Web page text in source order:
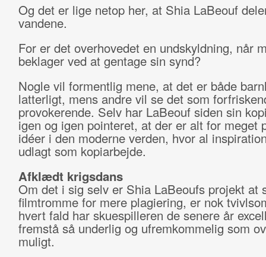
Og det er lige netop her, at Shia LaBeouf
vandene.
For er det overhovedet en undskyldning, når
beklager ved at gentage sin synd?
Nogle vil formentlig mene, at det er både
latterligt, mens andre vil se det som
provokerende. Selv har LaBeouf siden sin
igen og igen pointeret, at der er alt for meget
idéer i den moderne verden, hvor al
udlagt som kopiarbejde.
Afklædt krigsdans
Om det i sig selv er Shia LaBeoufs projekt at
filmtromme for mere plagiering, er nok
hvert fald har skuespilleren de senere år
fremstå så underlig og ufremkommelig som
muligt.